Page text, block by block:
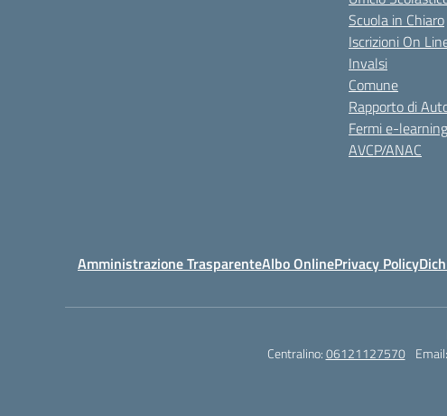
Scuola in Chiaro
Iscrizioni On
Invalsi
Comune
Rapporto di
Fermi e-learning
AVCP/ANAC
Amministrazione TrasparenteAlbo OnlinePrivacy Policy
Centralino:06121127570 Email: